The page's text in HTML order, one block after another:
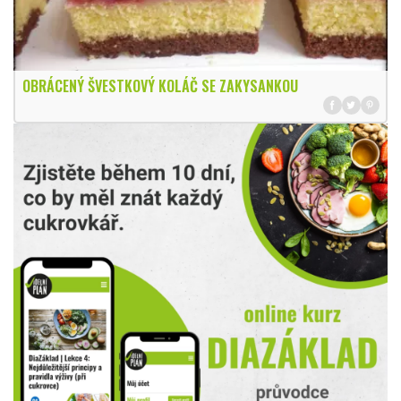
OBRÁCENÝ ŠVESTKOVÝ KOLÁČ SE ZAKYSANKOU